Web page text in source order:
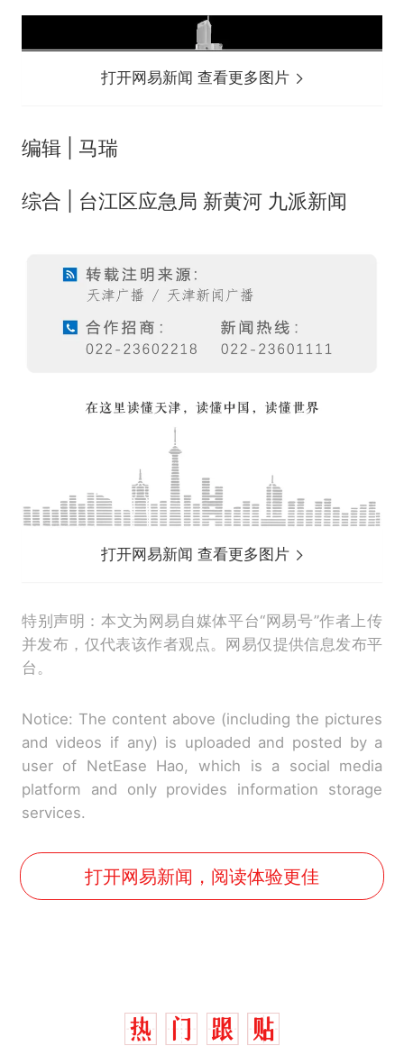
打开网易新闻 查看更多图片
编辑 | 马瑞
综合 | 台江区应急局 新黄河 九派新闻
打开网易新闻 查看更多图片
特别声明：本文为网易自媒体平台“网易号”作者上传
并发布，仅代表该作者观点。网易仅提供信息发布平
台。
Notice: The content above (including the pictures
and videos if any) is uploaded and posted by a
user of NetEase Hao, which is a social media
platform and only provides information storage
services.
打开网易新闻，阅读体验更佳